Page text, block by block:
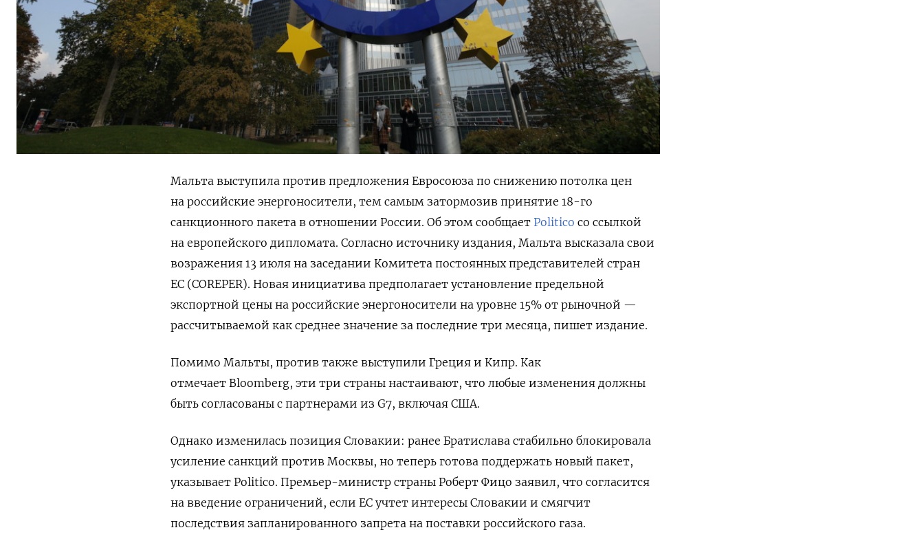
Мальта выступила против предложения Евросоюза по снижению потолка цен
на российские энергоносители, тем самым затормозив принятие 18-го
санкционного пакета в отношении России. Об этом сообщает Politico со ссылкой
на европейского дипломата. Согласно источнику издания, Мальта высказала свои
возражения 13 июля на заседании Комитета постоянных представителей стран
ЕС (COREPER). Новая инициатива предполагает установление предельной
экспортной цены на российские энергоносители на уровне 15% от рыночной —
рассчитываемой как среднее значение за последние три месяца, пишет издание.
Помимо Мальты, против также выступили Греция и Кипр. Как
отмечает Bloomberg, эти три страны настаивают, что любые изменения должны
быть согласованы с партнерами из G7, включая США.
Однако изменилась позиция Словакии: ранее Братислава стабильно блокировала
усиление санкций против Москвы, но теперь готова поддержать новый пакет,
указывает Politico. Премьер-министр страны Роберт Фицо заявил, что согласится
на введение ограничений, если ЕС учтет интересы Словакии и смягчит
последствия запланированного запрета на поставки российского газа.